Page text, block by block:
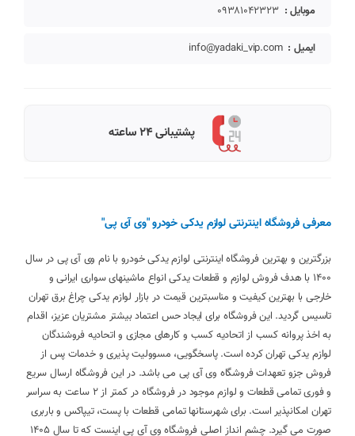
موبایل : 09381042323
ایمیل : info@yadaki_vip.com
پشتیبانی 24 ساعته
معرفی فروشگاه اینترنتی لوازم یدکی خودرو "وی آی پی"
بزرگترین و بهترین فروشگاه اینترنتی لوازم یدکی خودرو با نام وی آی پی در سال
1400 با هدف فروش لوازم و قطعات یدکی انواع ماشینهای سواری ایرانی و
خارجی با بهترین کیفیت و مناسبترین قیمت در بازار لوازم یدکی چراغ برق تهران
تاسیس گردید. این فروشگاه برای ایجاد حس اعتماد بیشتر مشتریان عزیز، اقدام
به اخذ پروانه کسب از اتحادیه کسب و کارهای مجازی و اتحادیه فروشندگان
لوازم یدکی تهران کرده است. پاسخگویی، مسوولیت پذیری و خدمات پس از
فروش جزو تعهدات فروشگاه وی آی پی می باشد. در این فروشگاه ارسال سریع
و فوری تمامی قطعات و لوازم موجود در فروشگاه در کمتر از 2 ساعت به سراسر
تهران امکانپذیر است. برای شهرستانها تمامی قطعات با پست، تیپاکس و باربری
صورت می گیرد. چشم انداز اصلی فروشگاه وی آی پی اینست که تا سال 1405